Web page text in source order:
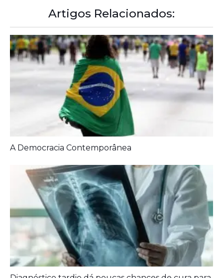
A Democracia Contemporânea
Diagnóstico tardio dá poucas chances de cura para
o câncer de pulmão